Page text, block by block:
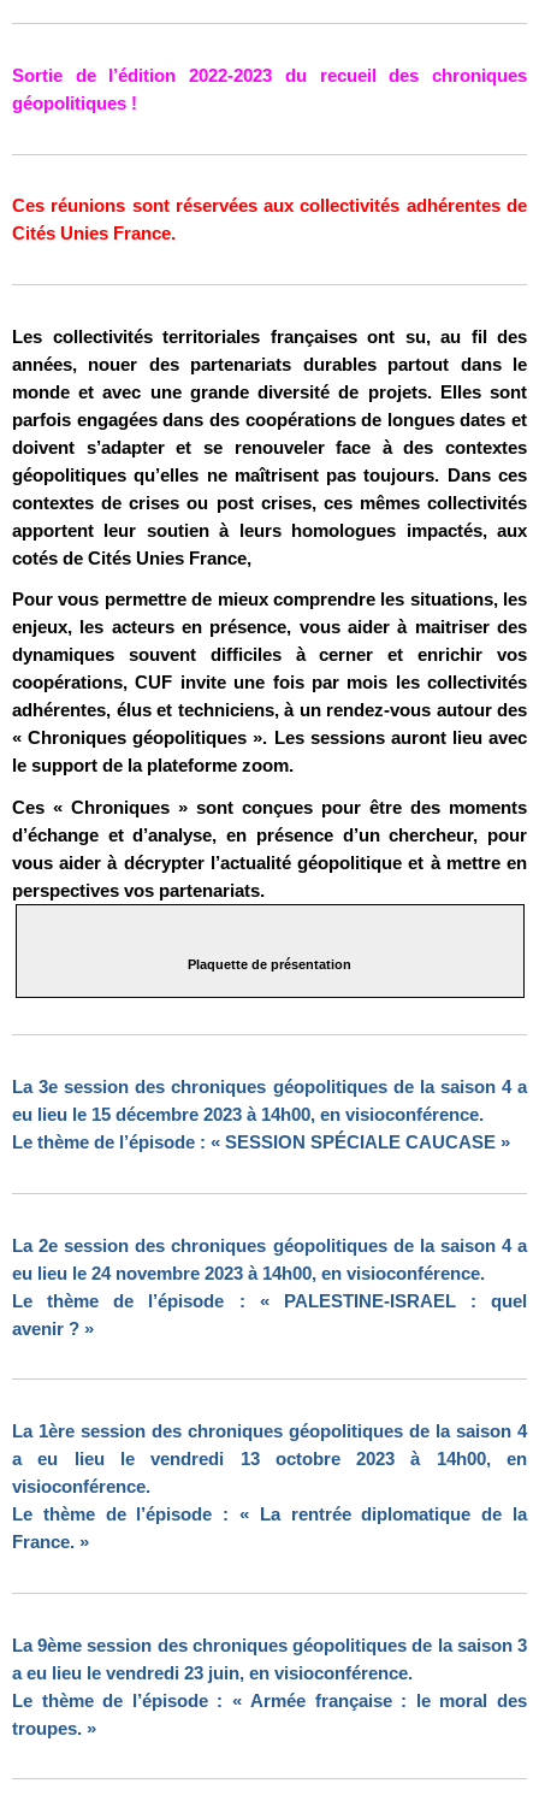
Sortie de l’édition 2022-2023 du recueil des chroniques
géopolitiques !
Ces réunions sont réservées aux collectivités adhérentes de
Cités Unies France.
Les collectivités territoriales françaises ont su, au fil des
années, nouer des partenariats durables partout dans le
monde et avec une grande diversité de projets. Elles sont
parfois engagées dans des coopérations de longues dates et
doivent s’adapter et se renouveler face à des contextes
géopolitiques qu’elles ne maîtrisent pas toujours. Dans ces
contextes de crises ou post crises, ces mêmes collectivités
apportent leur soutien à leurs homologues impactés, aux
cotés de Cités Unies France,
Pour vous permettre de mieux comprendre les situations, les
enjeux, les acteurs en présence, vous aider à maitriser des
dynamiques souvent difficiles à cerner et enrichir vos
coopérations, CUF invite une fois par mois les collectivités
adhérentes, élus et techniciens, à un rendez-vous autour des
« Chroniques géopolitiques ». Les sessions auront lieu avec
le support de la plateforme zoom.
Ces « Chroniques » sont conçues pour être des moments
d’échange et d’analyse, en présence d’un chercheur, pour
vous aider à décrypter l’actualité géopolitique et à mettre en
perspectives vos partenariats.
Plaquette de présentation
La 3e session des chroniques géopolitiques de la saison 4 a
eu lieu le 15 décembre 2023 à 14h00, en visioconférence.
Le thème de l’épisode : « SESSION SPÉCIALE CAUCASE »
La 2e session des chroniques géopolitiques de la saison 4 a
eu lieu le 24 novembre 2023 à 14h00, en visioconférence.
Le thème de l’épisode : « PALESTINE-ISRAEL : quel
avenir ? »
La 1ère session des chroniques géopolitiques de la saison 4
a eu lieu le vendredi 13 octobre 2023 à 14h00, en
visioconférence.
Le thème de l’épisode : « La rentrée diplomatique de la
France. »
La 9ème session des chroniques géopolitiques de la saison 3
a eu lieu le vendredi 23 juin, en visioconférence.
Le thème de l’épisode : « Armée française : le moral des
troupes. »